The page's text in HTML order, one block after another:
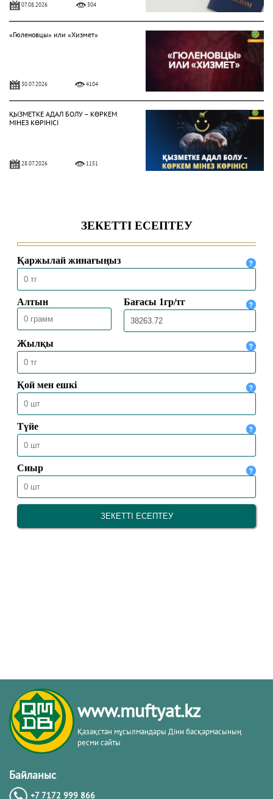
07.08.2026 304
«Гюленовцы» или «Хизмет»
30.07.2026 4104
ҚЫЗМЕТКЕ АДАЛ БОЛУ – КӨРКЕМ
МІНЕЗ КӨРІНІСІ
28.07.2026 1151
24.07.2026 1436
ҚОЛЖАЗБАЛАРДА ҰЛТТЫҢ
ҚҰНДЫЛЫҒЫ ҚАТТАЛҒАН
23.07.2026
www.muftyat.kz
Қазақстан мұсылмандары Діни басқармасының
ресми сайты
Байланыс
+7 7172 999 866